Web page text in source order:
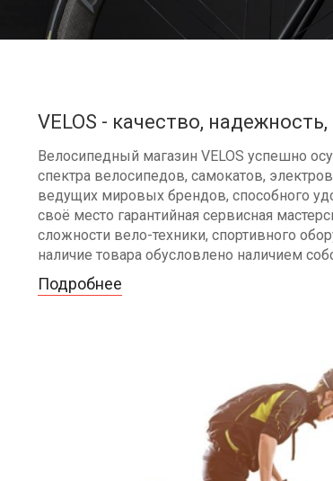
VELOS - качество,
Велосипедный магазин VELOS успешно
спектра велосипедов, самокатов,
ведущих мировых брендов, способного
своё место гарантийная сервисная
сложности вело-техники, спортивного
наличие товара обусловлено наличием
Подробнее